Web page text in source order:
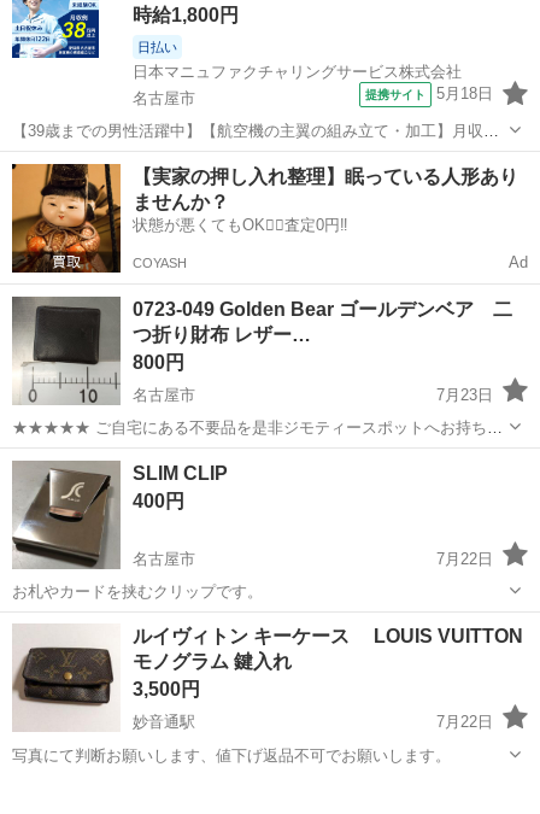
時給1,800円
日払い
日本マニュファクチャリングサービス株式会社
名古屋市
提携サイト 5月18日
【39歳までの男性活躍中】【航空機の主翼の組み立て・加工】月収例
38万以上／1DKの社宅完備！ 人気の工場のお仕事/chu250808 民間航
空機部品の加工、組立をお任せします！ 〈お仕事内容〉 アルミ製及び
CFRP製（炭...
愛知 名古屋市 その他
【実家の押し入れ整理】眠っている人形あり
ませんか？
状態が悪くてもOK🙆‍♀️査定0円‼️
COYASH Ad
0723-049 Golden Bear ゴールデンベア 二
つ折り財布 レザー…
800円
名古屋市
7月23日
★★★★★ ご自宅にある不要品を是非ジモティースポットへお持ち込
みしませんか？ 家電、趣味・スポーツ・レジャー用品、こども用品、
衣料服飾品、生活雑貨、家具、本、CD・DVDなどが無料でまとめて持
ち込めます！ ※詳細はこ...
愛知 名古屋市
SLIM CLIP
400円
名古屋市
7月22日
お札やカードを挟むクリップです。
愛知 名古屋市 小物 お札
ルイヴィトン キーケース LOUIS VUITTON
モノグラム 鍵入れ
3,500円
妙音通駅
7月22日
写真にて判断お願いします、値下げ返品不可でお願いします。